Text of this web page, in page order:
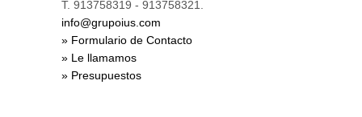
T. 913758319 - 913758321.
info@grupoius.com
» Formulario de Contacto
» Le llamamos
» Presupuestos